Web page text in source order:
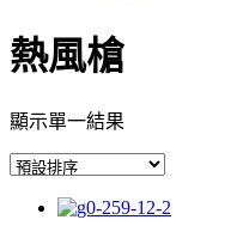
熱風槍
顯示單一結果